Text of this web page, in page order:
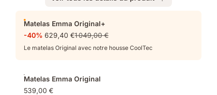
équilibré
ressorts,
nouveaux
bords
CoolTec
supplémentaires
Matelas Emma Original+
-40% 629,40 €1 049,00 €
Le matelas Original avec notre housse CoolTec
Matelas Emma Original
539,00 €